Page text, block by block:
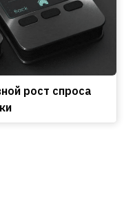
рост спроса